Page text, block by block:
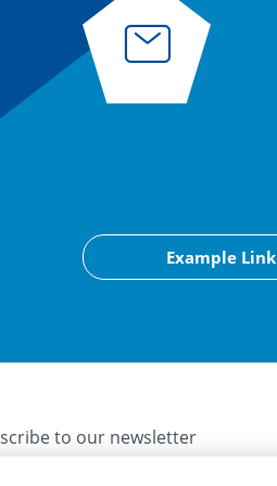
Example Link
to our newsletter